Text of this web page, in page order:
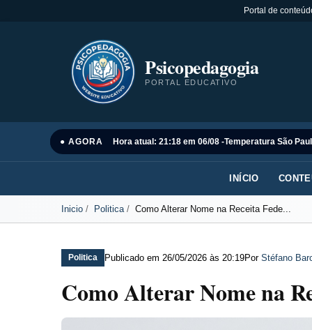
Portal de
Psicopedagogia
PORTAL EDUCATIVO
● AGORA Hora atual: 21:18 em 06/08 -Temperatura São
INÍCIO
Inicio Politica Como Alterar Nome na Receita Fede...
Politica Publicado em 26/05/2026 às 20:19Por Stéfano
Como Alterar Nome na